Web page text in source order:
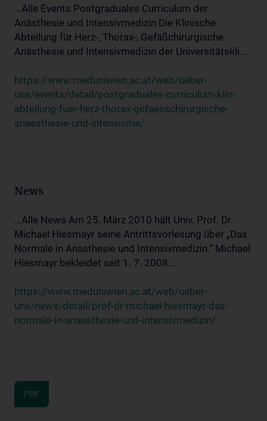
...Alle Events Postgraduales Curriculum der
Anästhesie und Intensivmedizin Die Klinische
Abteilung für Herz-, Thorax-, Gefäßchirurgische
Anästhesie und Intensivmedizin der Universitätskli...
https://www.meduniwien.ac.at/web/ueber-
uns/events/detail/postgraduales-curriculum-klin-
abteilung-fuer-herz-thorax-gefaesschirurgische-
anaesthesie-und-intensivme/
News
...Alle News Am 25. März 2010 hält Univ. Prof. Dr.
Michael Hiesmayr seine Antrittsvorlesung über „Das
Normale in Anästhesie und Intensivmedizin.“ Michael
Hiesmayr bekleidet seit 1. 7. 2008...
https://www.meduniwien.ac.at/web/ueber-
uns/news/detail/prof-dr-michael-hiesmayr-das-
normale-in-anaesthesie-und-intensivmedizin/
PDF